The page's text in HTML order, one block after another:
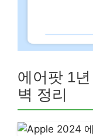
에어팟 1
벽 정리